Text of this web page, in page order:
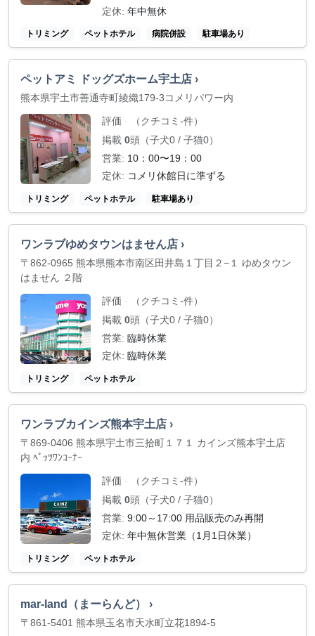
定休: 年中無休
トリミング ペットホテル 病院併設 駐車場あり
ペットアミ ドッグズホーム宇土店 ›
熊本県宇土市善通寺町綾織179-3コメリパワー内
評価 -
（クチコミ-件）
掲載 0頭（子犬0 / 子猫0）
営業: 10：00〜19：00
定休: コメリ休館日に準ずる
トリミング ペットホテル 駐車場あり
ワンラブゆめタウンはません店 ›
〒862-0965 熊本県熊本市南区田井島１丁目２−１ ゆめタウン
はません ２階
評価 -
（クチコミ-件）
掲載 0頭（子犬0 / 子猫0）
営業: 臨時休業
定休: 臨時休業
トリミング ペットホテル
ワンラブカインズ熊本宇土店 ›
〒869-0406 熊本県宇土市三拾町１７１ カインズ熊本宇土店
内 ﾍﾟｯﾂﾜﾝｺｰﾅｰ
評価 -
（クチコミ-件）
掲載 0頭（子犬0 / 子猫0）
営業: 9:00～17:00 用品販売のみ再開
定休: 年中無休営業（1月1日休業）
トリミング ペットホテル
mar-land（まーらんど） ›
〒861-5401 熊本県玉名市天水町立花1894-5